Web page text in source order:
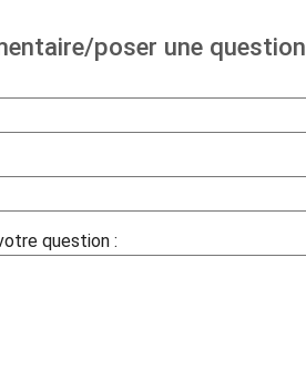
poser une question
question :